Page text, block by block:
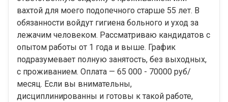
вахтой для моего подопечного старше 55 лет. В
обязанности войдут гигиена больного и уход за
лежачим человеком. Рассматриваю кандидатов с
опытом работы от 1 года и выше. График
подразумевает полную занятость, без выходных,
с проживанием. Оплата — 65 000 - 70000 руб/
месяц. Если вы внимательны,
дисциплинированны и готовы к такой работе,